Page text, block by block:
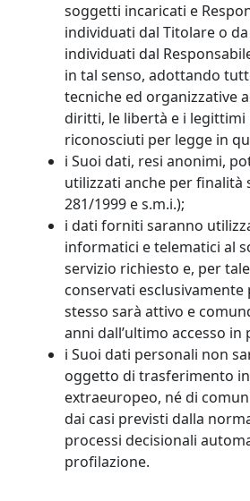
soggetti incaricati e
individuati dal Titolare o
individuati dal
in tal senso, adottando
tecniche ed organizzative
diritti, le libertà e i legittimi
riconosciuti per legge in
i Suoi dati, resi anonimi,
utilizzati anche per finalità
281/1999 e s.m.i.);
i dati forniti saranno
informatici e telematici al
servizio richiesto e, per
conservati
stesso sarà attivo e
anni dall’ultimo accesso
i Suoi dati personali non
oggetto di trasferimento
extraeuropeo, né di
dai casi previsti dalla
processi decisionali
profilazione.